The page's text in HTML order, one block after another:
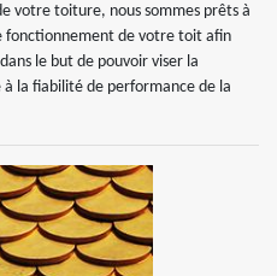
votre toiture, nous sommes prêts à
de votre toit afin
le but de pouvoir viser la
la fiabilité de performance de la